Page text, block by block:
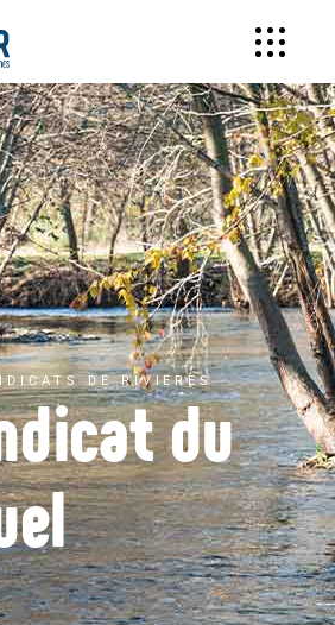
DE RIVIERES
du